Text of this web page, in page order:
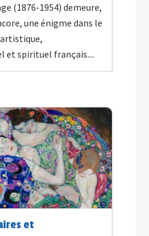
(1876-1954) demeure,
une énigme dans le
et spirituel français....
et